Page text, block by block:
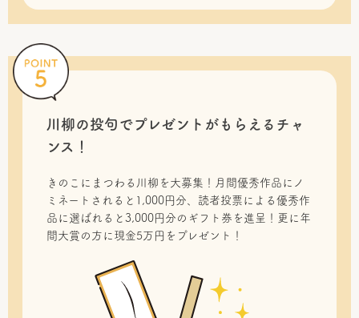
川柳の投句でプレゼントがもらえるチャ
ンス！
きのこにまつわる川柳を大募集！月間優秀作品にノ
ミネートされると1,000円分、読者投票による優秀作
品に選ばれると3,000円分のギフト券を進呈！更に年
間大賞の方に現金5万円をプレゼント！